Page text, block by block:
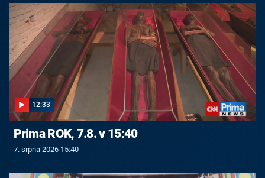
12:33
Prima ROK, 7.8. v 15:40
7. srpna 2026 15:40